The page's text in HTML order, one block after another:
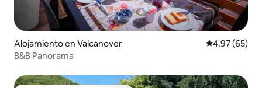
Alojamiento en Valcanover Calificación
4.97 (65)
B&B Panorama